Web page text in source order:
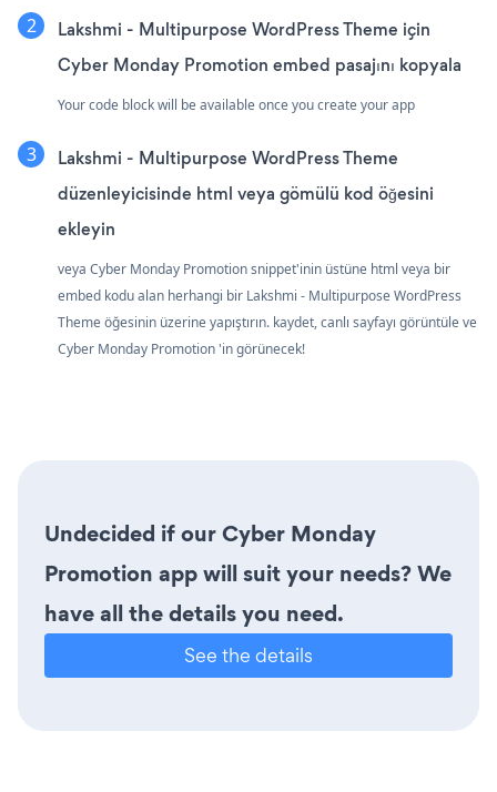
Lakshmi - Multipurpose WordPress Theme için
Cyber Monday Promotion embed pasajını kopyala
Your code block will be available once you create your app
Lakshmi - Multipurpose WordPress Theme
düzenleyicisinde html veya gömülü kod öğesini
ekleyin
veya Cyber Monday Promotion snippet'inin üstüne html veya bir
embed kodu alan herhangi bir Lakshmi - Multipurpose WordPress
Theme öğesinin üzerine yapıştırın. kaydet, canlı sayfayı görüntüle ve
Cyber Monday Promotion 'in görünecek!
Undecided if our Cyber Monday
Promotion app will suit your needs? We
have all the details you need.
See the details